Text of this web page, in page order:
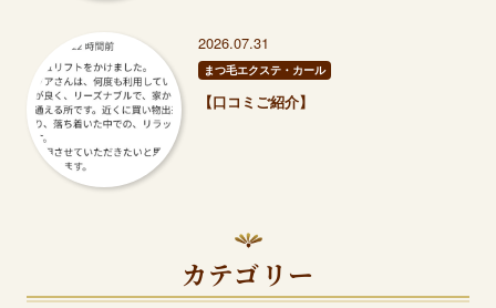
2026.07.31
まつ毛エクステ・カール
【口コミご紹介】
カテゴリー